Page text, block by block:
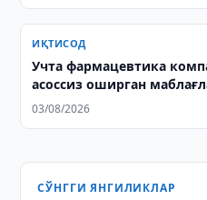
ИҚТИСОД
Учта фармацевтика
асоссиз оширган
03/08/2026
СЎНГГИ ЯНГИЛИКЛАР